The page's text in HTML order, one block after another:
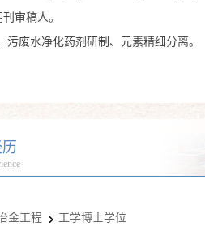
审稿人。
污废水净化药剂研制、元素精细分离。
金工程 工学博士学位